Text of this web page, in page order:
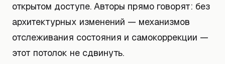
открытом доступе. Авторы прямо говорят: без
архитектурных изменений — механизмов
отслеживания состояния и самокоррекции —
этот потолок не сдвинуть.